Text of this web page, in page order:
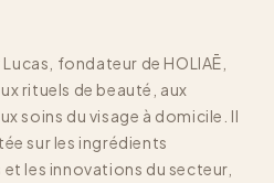
fondateur de HOLIAĒ,
rituels de beauté, aux
soins du visage à domicile. Il
sur les ingrédients
les innovations du secteur,